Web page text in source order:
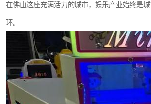
在佛山这座充满活力的城市，娱乐产业始终是
环。
游戏厅回收